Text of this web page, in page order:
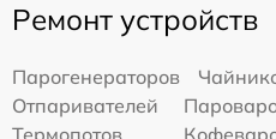
Ремонт устройств
Парогенераторов
Отпаривателей
Термопотов